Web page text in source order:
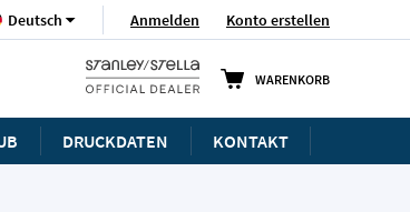
Anmelden Konto erstellen
Deutsch
WARENKORB
DRUCKDATEN KONTAKT